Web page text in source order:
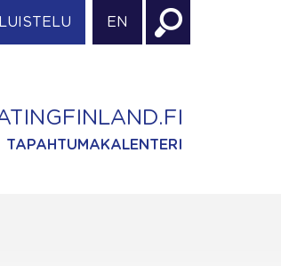
EN
TAPAHTUMAKALENTERI